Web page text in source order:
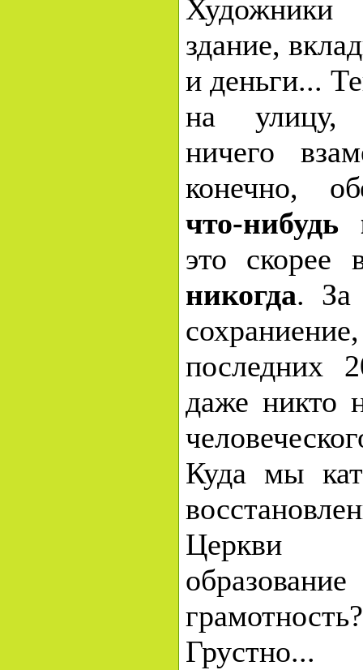
здание,
и деньги...
на улицу,
ничего
конечно,
что-нибудь
это скорее
никогда. За
последних
даже никто
Куда мы
Церкви
Грустно...